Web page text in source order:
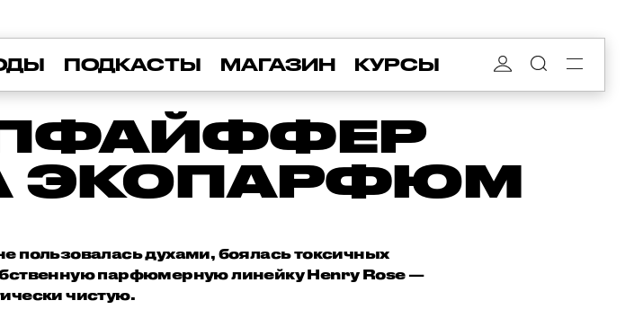
ПОДКАСТЫ МАГАЗИН КУРСЫ
ЭКОПАРФЮМ
пользовалась духами, боялась токсичных
парфюмерную линейку Henry Rose —
чистую.